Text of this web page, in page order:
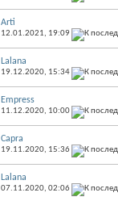
Arti
12.01.2021, 19:09
Lalana
19.12.2020, 15:34
Empress
11.12.2020, 10:00
Capra
19.11.2020, 15:36
Lalana
07.11.2020, 02:06